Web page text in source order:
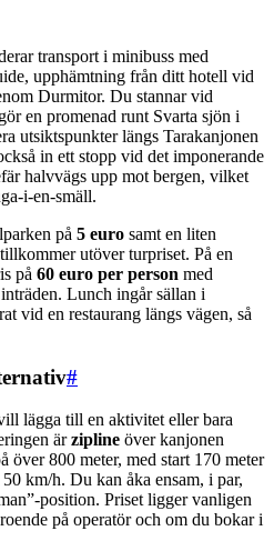
transport i minibuss med
upphämtning från ditt hotell vid
Durmitor. Du stannar vid
en promenad runt Svarta sjön i
utsiktspunkter längs Tarakanjonen
in ett stopp vid det imponerande
halvvägs upp mot bergen, vilket
i-en-smäll.
på 5 euro samt en liten
utöver turpriset. På en
på 60 euro per person med
Lunch ingår sällan i
vid en restaurang längs vägen, så
#
lägga till en aktivitet eller bara
ärzipline över kanjonen
800 meter, med start 170 meter
km/h. Du kan åka ensam, i par,
position. Priset ligger vanligen
på operatör och om du bokar i